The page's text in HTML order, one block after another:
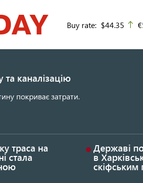
Buy rate: $44.35 up
та каналізацію
покриває затрати.
траса на
стала
Державі
в